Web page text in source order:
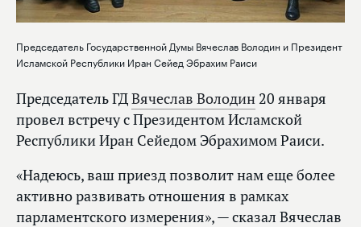
Председатель Государственной Думы Вячеслав Володин и Президент
Исламской Республики Иран Сейед Эбрахим Раиси
Председатель ГДВячеслав Володин 20 января
провел встречу с Президентом Исламской
Республики Иран Сейедом Эбрахимом Раиси.
«Надеюсь, ваш приезд позволит нам еще более
активно развивать отношения в рамках
парламентского измерения», — сказал Вячеслав